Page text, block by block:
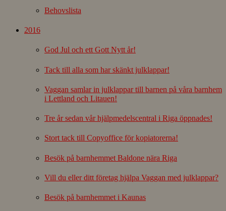
Behovslista
2016
God Jul och ett Gott Nytt år!
Tack till alla som har skänkt julklappar!
Vaggan samlar in julklappar till barnen på våra barnhem
i Lettland och Litauen!
Tre år sedan vår hjälpmedelscentral i Riga öppnades!
Stort tack till Copyoffice för kopiatorerna!
Besök på barnhemmet Baldone nära Riga
Vill du eller ditt företag hjälpa Vaggan med julklappar?
Besök på barnhemmet i Kaunas